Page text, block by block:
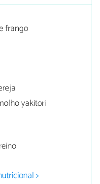
frango
yakitori
>